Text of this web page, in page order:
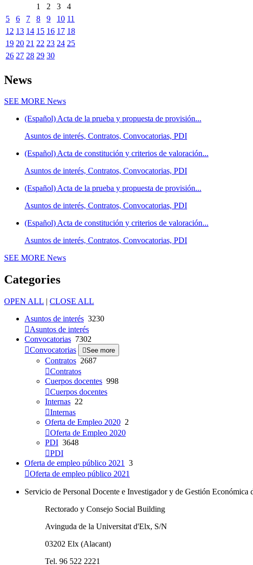
1
2 3
4
5
6 7 8 9 10 11
12 13 14 15 16 17 18
19 20 21 22 23 24 25
26 27 28 29 30
News
SEE MORE News
(Español) Acta de la prueba y propuesta de provisión...
Asuntos de interés, Contratos, Convocatorias, PDI
(Español) Acta de constitución y criterios de valoración...
Asuntos de interés, Contratos, Convocatorias, PDI
(Español) Acta de la prueba y propuesta de provisión...
Asuntos de interés, Contratos, Convocatorias, PDI
(Español) Acta de constitución y criterios de valoración...
Asuntos de interés, Contratos, Convocatorias, PDI
SEE MORE News
Categories
OPEN ALL | CLOSE ALL
Asuntos de interés 3230
Asuntos de interés
Convocatorias 7302
Convocatorias
See more
Contratos 2687
Contratos
Cuerpos docentes 998
Cuerpos docentes
Internas 22
Internas
Oferta de Empleo 2020 2
Oferta de Empleo 2020
PDI 3648
PDI
Oferta de empleo público 2021
3
Oferta de empleo público 2021
Servicio de Personal Docente e Investigador y de Gestión Económica
Rectorado y Consejo Social Building
Avinguda de la Universitat d'Elx, S/N
03202 Elx (Alacant)
Tel. 96 522 2221